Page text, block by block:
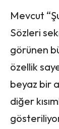
Mevcut
Sözleri
görünen
özellik
beyaz bir
diğer